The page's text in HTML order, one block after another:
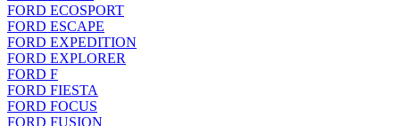
FORD ECOSPORT
FORD ESCAPE
FORD EXPEDITION
FORD EXPLORER
FORD F
FORD FIESTA
FORD FOCUS
FORD FUSION